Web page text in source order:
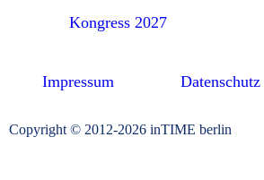
Kongress 2027
Impressum Datenschutz
Copyright © 2012-2026 inTIME berlin